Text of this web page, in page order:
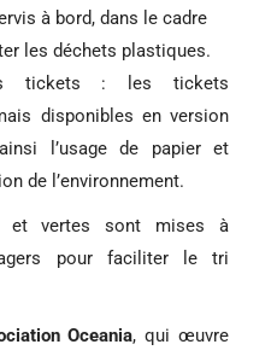
à bord, dans le cadre
les déchets plastiques.
tickets : les tickets
disponibles en version
l’usage de papier et
de l’environnement.
et vertes sont mises à
pour faciliter le tri
Oceania, qui œuvre